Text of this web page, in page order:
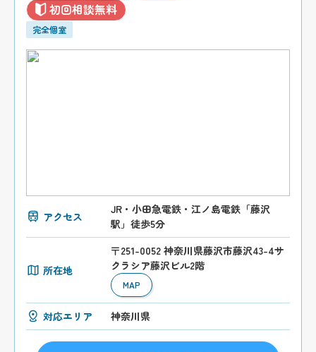
初回相談無料
完全個室
アクセス
JR・小田急電鉄・江ノ島電鉄「藤沢
駅」徒歩5分
所在地
〒251-0052 神奈川県藤沢市藤沢43-4サ
クラシア藤沢ビル2階
MAP
対応エリア 神奈川県